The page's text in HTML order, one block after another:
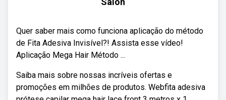
Quer saber mais como funciona aplicação do método
de Fita Adesiva Invisível?! Assista esse vídeo!
Aplicação Mega Hair Método ...
Saiba mais sobre nossas incríveis ofertas e
promoções em milhões de produtos. Webfita adesiva